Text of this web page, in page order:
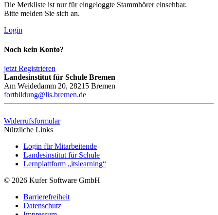
Die Merkliste ist nur für eingeloggte Stammhörer einsehbar.
Bitte melden Sie sich an.
Login
Noch kein Konto?
jetzt Registrieren
Landesinstitut für Schule Bremen
Am Weidedamm 20, 28215 Bremen
fortbildung@lis.bremen.de
Widerrufsformular
Nützliche Links
Login für Mitarbeitende
Landesinstitut für Schule
Lernplattform „itslearning“
© 2026 Kufer Software GmbH
Barrierefreiheit
Datenschutz